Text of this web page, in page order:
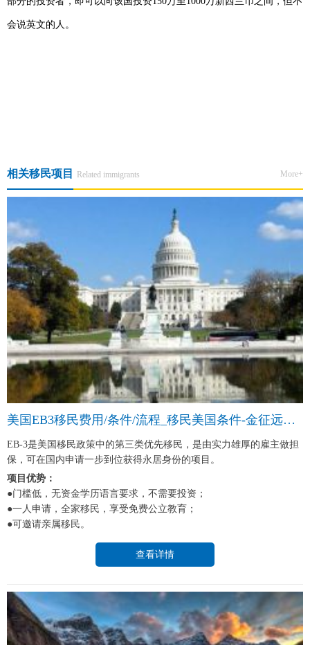
会说英文的人。
相关移民项目 Related immigrants More+
美国EB3移民费用/条件/流程_移民美国条件-金征远皇家移民中介
EB-3是美国移民政策中的第三类优先移民，是由实力雄厚的雇主做担
保，可在国内申请一步到位获得永居身份的项目。
项目优势：
●门槛低，无资金学历语言要求，不需要投资；
●一人申请，全家移民，享受免费公立教育；
●可邀请亲属移民。
查看详情